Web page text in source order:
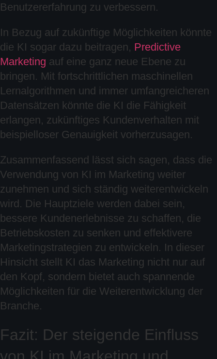
Benutzererfahrung zu verbessern.
In Bezug auf zukünftige Möglichkeiten könnte
die KI sogar dazu beitragen, Predictive
Marketing auf eine ganz neue Ebene zu
bringen. Mit fortschrittlichen maschinellen
Lernalgorithmen und immer umfangreicheren
Datensätzen könnte die KI die Fähigkeit
erlangen, zukünftiges Kundenverhalten mit
beispielloser Genauigkeit vorherzusagen.
Zusammenfassend lässt sich sagen, dass die
Verwendung von KI im Marketing weiter
zunehmen und sich ständig weiterentwickeln
wird. Die Hauptziele werden dabei sein,
bessere Kundenerlebnisse zu schaffen, die
Betriebskosten zu senken und effektivere
Marketingstrategien zu entwickeln. In dieser
Hinsicht stellt KI das Marketing nicht nur auf
den Kopf, sondern bietet auch spannende
Möglichkeiten für die Weiterentwicklung der
Branche.
Fazit: Der steigende Einfluss